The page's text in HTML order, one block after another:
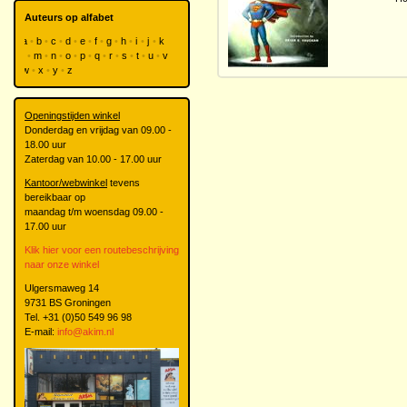
Auteurs op alfabet
a b c d e f g h i j
k
m n o p q r s t u
v
w
x y z
Openingstijden winkel
Donderdag en vrijdag van 09.00 -
18.00 uur
Zaterdag van 10.00 - 17.00 uur
Kantoor/webwinkel tevens
bereikbaar op
maandag t/m woensdag 09.00 -
17.00 uur
Klik hier voor een routebeschrijving
naar onze winkel
Ulgersmaweg 14
9731 BS Groningen
Tel. +31 (0)50 549 96 98
E-mail: info@akim.nl